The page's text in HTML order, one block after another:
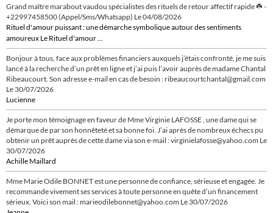
Grand maître marabout vaudou spécialistes des rituels de retour affectif rapide ☘️ -
+22997458500 (Appel/Sms/Whatsapp) Le 04/08/2026
Rituel d'amour puissant : une démarche symbolique autour des sentiments
amoureux Le Rituel d'amour ...
Bonjour à tous, face aux problèmes financiers auxquels j’étais confronté, je me suis
lancé à la recherche d’un prêt en ligne et j’ai puis l’avoir auprès de madame Chantal
Ribeaucourt. Son adresse e-mail en cas de besoin : ribeaucourtchantal@gmail.com
Le 30/07/2026
Lucienne
Je porte mon témoignage en faveur de Mme Virginie LAFOSSE , une dame qui se
démarque de par son honnêteté et sa bonne foi. J’ai après de nombreux échecs pu
obtenir un prêt auprès de cette dame via son e-mail : virginielafosse@yahoo.com Le
30/07/2026
Achille Maillard
Mme Marie Odile BONNET est une personne de confiance, sérieuse et engagée. Je
recommande vivement ses services à toute personne en quête d’un financement
sérieux. Voici son mail : marieodilebonnet@yahoo.com Le 30/07/2026